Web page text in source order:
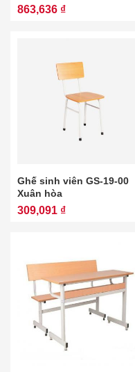
863,636 ₫
Ghế sinh viên GS-19-00
Xuân hòa
309,091 ₫